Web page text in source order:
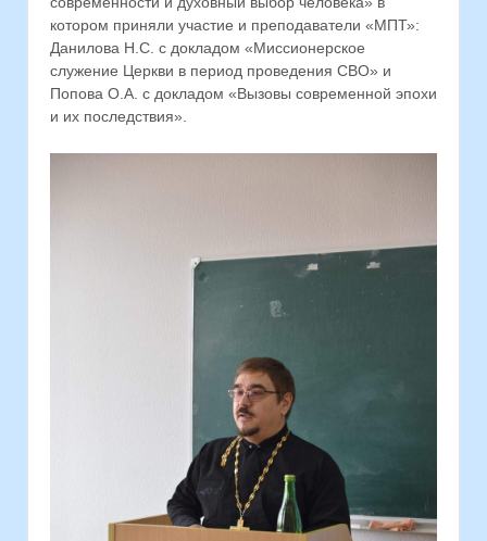
котором приняли участие и преподаватели «МПТ»:
Данилова Н.С. с докладом «Миссионерское
служение Церкви в период проведения СВО» и
Попова О.А. с докладом «Вызовы современной эпохи
и их последствия».